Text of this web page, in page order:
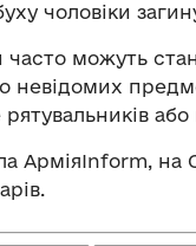
чоловіки
часто можуть
невідомих
АрміяInform, на